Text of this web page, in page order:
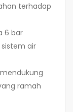
terhadap
6 bar
air
ramah